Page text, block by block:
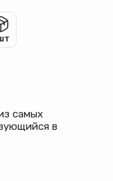
самых
в
трубы